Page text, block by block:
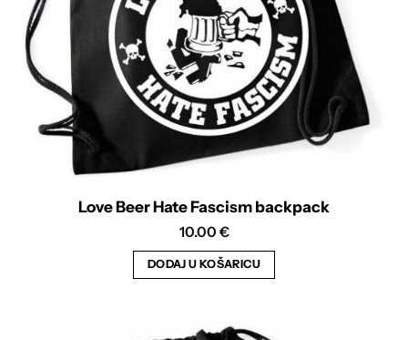
Love Beer Hate Fascism backpack
10.00 €
DODAJ U KOŠARICU